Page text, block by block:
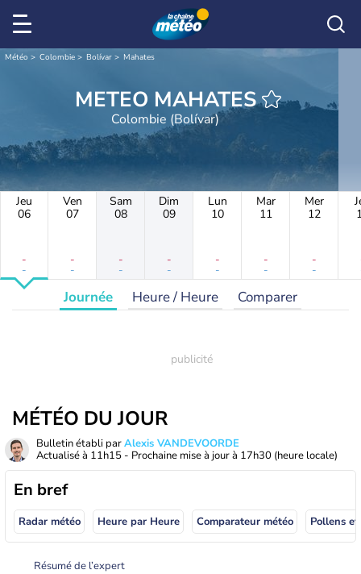
Météo Colombie Bolívar Mahates
METEO MAHATES
Colombie (Bolívar)
Jeu
06
-
-
Ven
07
-
-
Sam
08
-
-
Dim
09
-
-
Lun
10
-
-
Mar
11
-
-
Mer
12
-
-
Journée Heure / Heure Comparer
MÉTÉO DU JOUR
Bulletin établi parAlexis VANDEVOORDE
Actualisé à 11h15 - Prochaine mise à jour à 17h30 (heure locale)
En bref
Radar météo Heure par Heure Comparateur météo Pollens
Résumé de l’expert